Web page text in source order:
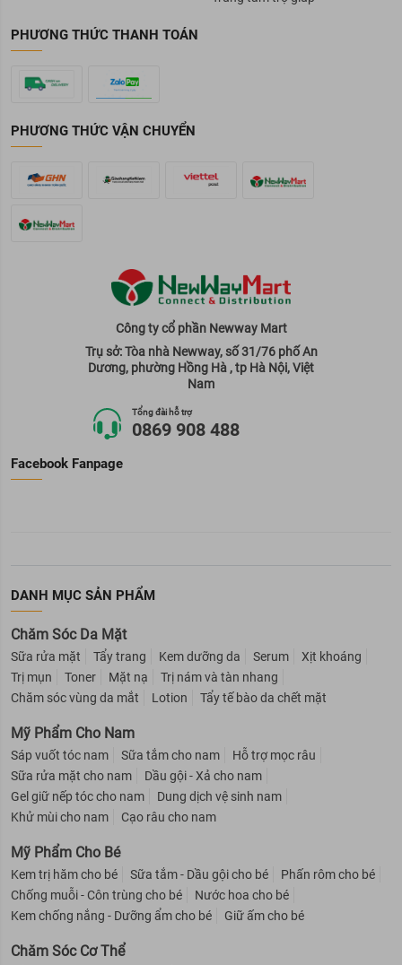
PHƯƠNG THỨC THANH TOÁN
PHƯƠNG THỨC VẬN CHUYỂN
Công ty cổ phần Newway Mart
Trụ sở: Tòa nhà Newway, số 31/76 phố An
Dương, phường Hồng Hà , tp Hà Nội, Việt
Nam
Tổng đài hỗ trợ
0869 908 488
Facebook Fanpage
DANH MỤC SẢN PHẨM
Chăm Sóc Da Mặt
Sữa rửa mặt Tẩy trang Kem dưỡng da Serum
Xịt khoáng
Trị mụn
Toner Mặt nạ
Trị nám và tàn nhang
Chăm sóc vùng da mắt
Lotion Tẩy tế bào da chết mặt
Mỹ Phẩm Cho Nam
Sáp vuốt tóc nam Sữa tắm cho nam
Hỗ trợ mọc râu
Sữa rửa mặt cho nam
Dầu gội - Xả cho nam
Gel giữ nếp tóc cho nam
Dung dịch vệ sinh nam
Khử mùi cho nam
Cạo râu cho nam
Mỹ Phẩm Cho Bé
Kem trị hăm cho bé Sữa tắm - Dầu gội cho bé
Phấn rôm cho bé
Chống muỗi - Côn trùng cho bé
Nước hoa cho bé
Kem chống nắng - Dưỡng ẩm cho bé
Giữ ấm cho bé
Chăm Sóc Cơ Thể